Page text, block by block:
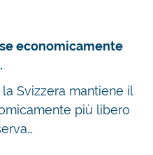
economicamente
Svizzera mantiene il
più libero